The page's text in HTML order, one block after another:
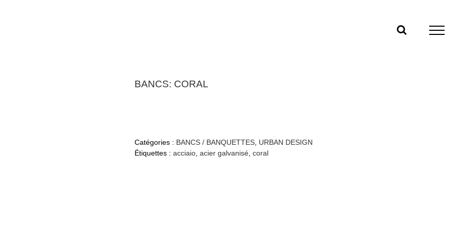
BANCS: CORAL
Catégories : BANCS / BANQUETTES URBAN DESIGN
Étiquettes : acciaio acier galvanisé coral